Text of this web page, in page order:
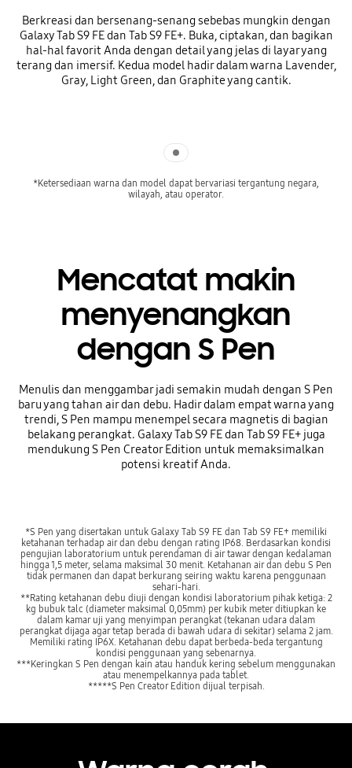
Berkreasi dan bersenang-senang sebebas mungkin dengan
Galaxy Tab S9 FE dan Tab S9 FE+. Buka, ciptakan, dan bagikan
hal-hal favorit Anda dengan detail yang jelas di layar yang
terang dan imersif. Kedua model hadir dalam warna Lavender,
Gray, Light Green, dan Graphite yang cantik.
*Ketersediaan warna dan model dapat bervariasi tergantung negara,
wilayah, atau operator.
Mencatat makin
menyenangkan
dengan S Pen
Menulis dan menggambar jadi semakin mudah dengan S Pen
baru yang tahan air dan debu. Hadir dalam empat warna yang
trendi, S Pen mampu menempel secara magnetis di bagian
belakang perangkat. Galaxy Tab S9 FE dan Tab S9 FE+ juga
mendukung S Pen Creator Edition untuk memaksimalkan
potensi kreatif Anda.
*S Pen yang disertakan untuk Galaxy Tab S9 FE dan Tab S9 FE+ memiliki
ketahanan terhadap air dan debu dengan rating IP68. Berdasarkan kondisi
pengujian laboratorium untuk perendaman di air tawar dengan kedalaman
hingga 1,5 meter, selama maksimal 30 menit. Ketahanan air dan debu S Pen
tidak permanen dan dapat berkurang seiring waktu karena penggunaan
sehari-hari.
**Rating ketahanan debu diuji dengan kondisi laboratorium pihak ketiga: 2
kg bubuk talc (diameter maksimal 0,05mm) per kubik meter ditiupkan ke
dalam kamar uji yang menyimpan perangkat (tekanan udara dalam
perangkat dijaga agar tetap berada di bawah udara di sekitar) selama 2 jam.
Memiliki rating IP6X. Ketahanan debu dapat berbeda-beda tergantung
kondisi penggunaan yang sebenarnya.
***Keringkan S Pen dengan kain atau handuk kering sebelum menggunakan
atau menempelkannya pada tablet.
*****S Pen Creator Edition dijual terpisah.